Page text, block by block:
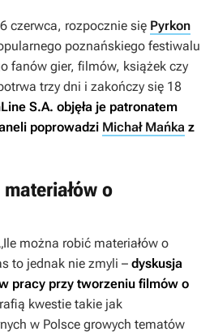
czerwca, rozpocznie się Pyrkon
poznańskiego festiwalu
fanów gier, filmów, książek czy
trzy dni i zakończy się 18
S.A. objęła je patronatem
poprowadzi Michał Mańka z
o
można robić materiałów o
to jednak nie zmyli – dyskusja
pracy przy tworzeniu filmów o
kwestie takie jak
w Polsce growych tematów